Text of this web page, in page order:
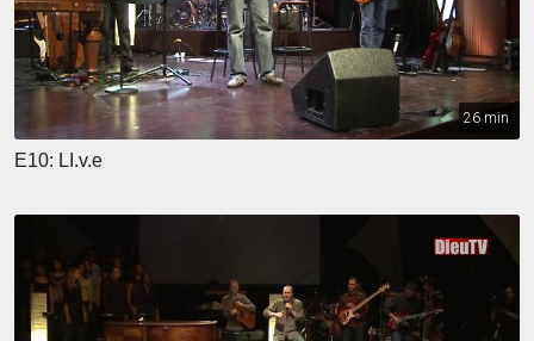
26 min
E10: LI.v.e